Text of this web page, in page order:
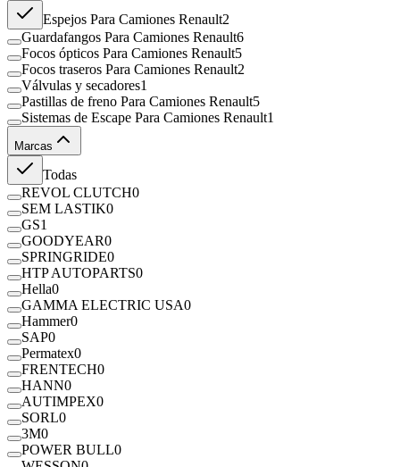
Espejos Para Camiones Renault2
Guardafangos Para Camiones Renault6
Focos ópticos Para Camiones Renault5
Focos traseros Para Camiones Renault2
Válvulas y secadores1
Pastillas de freno Para Camiones Renault5
Sistemas de Escape Para Camiones Renault1
Marcas
Todas
REVOL CLUTCH0
SEM LASTIK0
GS1
GOODYEAR0
SPRINGRIDE0
HTP AUTOPARTS0
Hella0
GAMMA ELECTRIC USA0
Hammer0
SAP0
Permatex0
FRENTECH0
HANN0
AUTIMPEX0
SORL0
3M0
POWER BULL0